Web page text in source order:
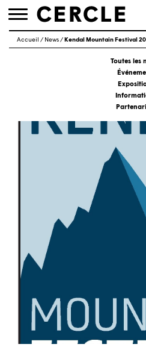
Toggle
Accueil / News/ Kendal Mountain Festival
Toutes les